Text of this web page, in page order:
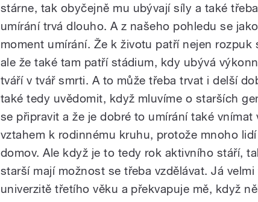
stárne, tak obyčejně mu ubývají síly a také
umírání trvá dlouho. A z našeho pohledu se
moment umírání. Že k životu patří nejen rozpuk
ale že také tam patří stádium, kdy ubývá
tváří v tvář smrti. A to může třeba trvat i delší
také tedy uvědomit, když mluvíme o starších
se připravit a že je dobré to umírání také vnímat
vztahem k rodinnému kruhu, protože mnoho
domov. Ale když je to tedy rok aktivního stáří,
starší mají možnost se třeba vzdělávat. Já
univerzitě třetího věku a překvapuje mě, když